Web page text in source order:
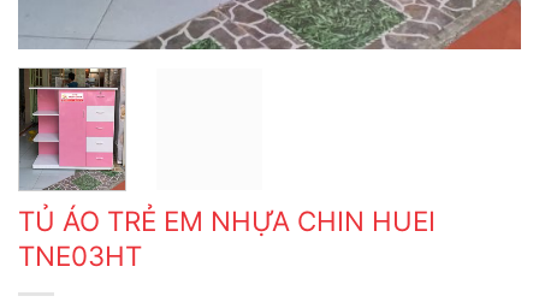
TỦ ÁO TRẺ EM NHỰA CHIN HUEI
TNE03HT